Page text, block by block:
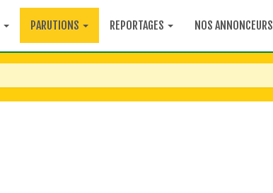
PARUTIONS REPORTAGES NOS ANNONCEURS